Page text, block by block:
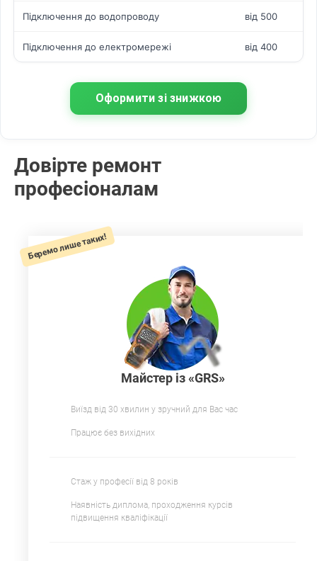
Підключення до водопроводу від 500
Підключення до електромережі від 400
Оформити зі знижкою
Довірте ремонт
професіоналам
Майстер із «GRS»
Виїзд від 30 хвилин у зручний для Вас час
Працює без вихідних
Стаж у професії від 8 років
Наявність диплома, проходження курсів
підвищення кваліфікації
Беремо лише таких!